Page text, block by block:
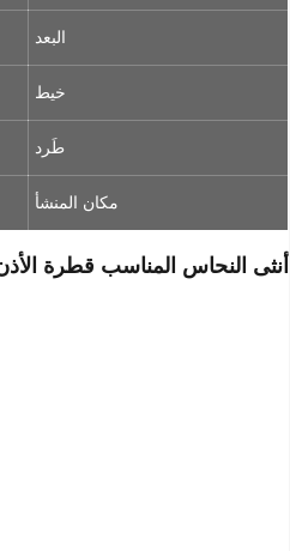
البعد
خيط
طَرد
مكان المنشأ
أنثى النحاس المناسب قطرة